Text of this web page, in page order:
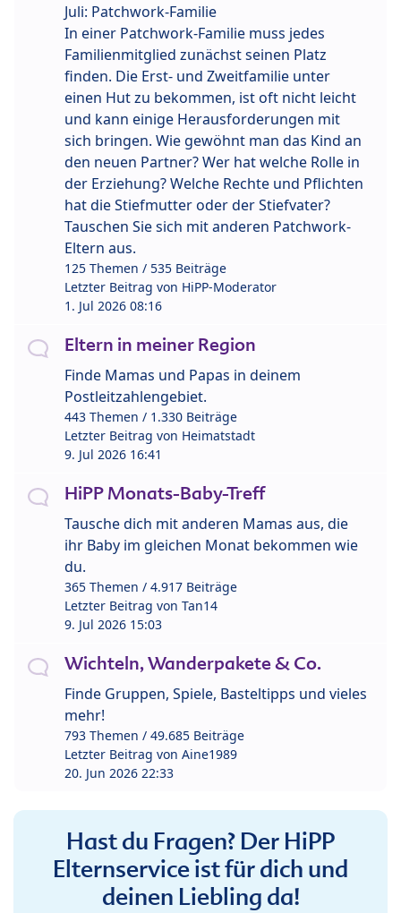
Juli: Patchwork-Familie
In einer Patchwork-Familie muss jedes
Familienmitglied zunächst seinen Platz
finden. Die Erst- und Zweitfamilie unter
einen Hut zu bekommen, ist oft nicht leicht
und kann einige Herausforderungen mit
sich bringen. Wie gewöhnt man das Kind an
den neuen Partner? Wer hat welche Rolle in
der Erziehung? Welche Rechte und Pflichten
hat die Stiefmutter oder der Stiefvater?
Tauschen Sie sich mit anderen Patchwork-
Eltern aus.
125 Themen / 535 Beiträge
Letzter Beitrag von HiPP-Moderator
1. Jul 2026 08:16
Eltern in meiner Region
Finde Mamas und Papas in deinem
Postleitzahlengebiet.
443 Themen / 1.330 Beiträge
Letzter Beitrag von Heimatstadt
9. Jul 2026 16:41
HiPP Monats-Baby-Treff
Tausche dich mit anderen Mamas aus, die
ihr Baby im gleichen Monat bekommen wie
du.
365 Themen / 4.917 Beiträge
Letzter Beitrag von Tan14
9. Jul 2026 15:03
Wichteln, Wanderpakete & Co.
Finde Gruppen, Spiele, Basteltipps und vieles
mehr!
793 Themen / 49.685 Beiträge
Letzter Beitrag von Aine1989
20. Jun 2026 22:33
Hast du Fragen? Der HiPP
Elternservice ist für dich und
deinen Liebling da!